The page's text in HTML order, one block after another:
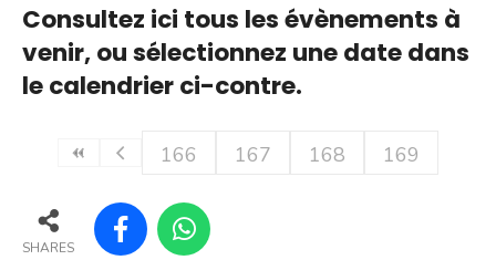
Consultez ici tous les évènements à
venir,ou sélectionnez une date dans
le calendrier ci-contre.
166 167 168 169
SHARES